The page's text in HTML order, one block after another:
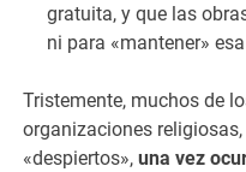
gratuita, y que las
ni para «mantener»
Tristemente, muchos de
organizaciones
«despiertos»,una vez